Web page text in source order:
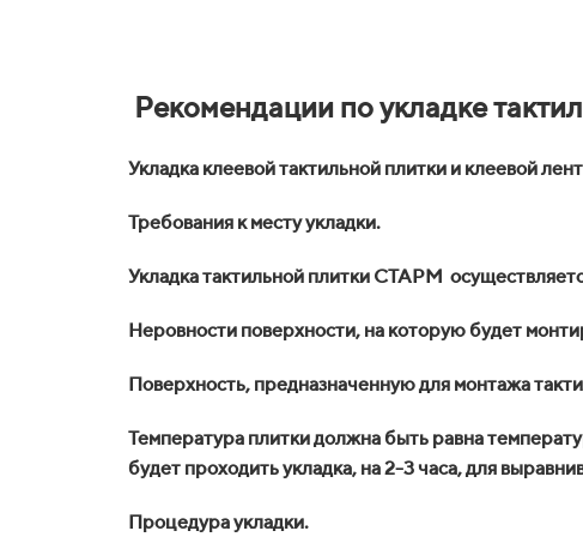
Рекомендации по укладке
Укладка клеевой тактильной плитки и клеевой
Требования к месту укладки.
Укладка тактильной плитки СТАРМ
Неровности поверхности, на которую будет
Поверхность, предназначенную для монтажа
Температура плитки должна быть равна
будет проходить укладка, на 2-3 часа, для
Процедура укладки.